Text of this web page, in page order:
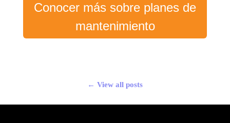
Conocer más sobre planes de
mantenimiento
← View all posts